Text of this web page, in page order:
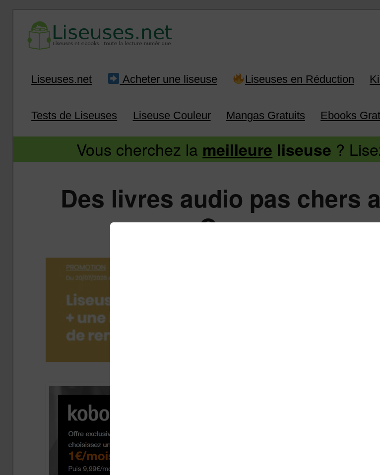
Infos sur les liseuses Kindle, Kobo, Vivlio,
Liseuses.net Acheter une liseuse Liseuses en Réduction
Tests de Liseuses Liseuse Couleur Mangas Gratuits Ebooks
Vous cherchez la meilleure liseuse ?
Des livres audio pas chers
Orange